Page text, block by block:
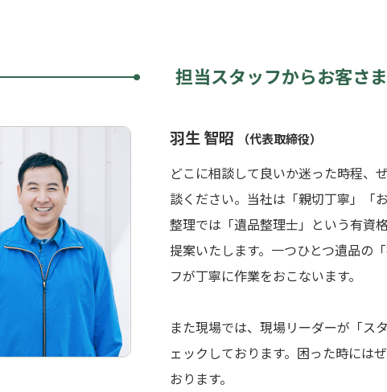
担当スタッフからお客さ
羽生 智昭 （代表取締役）
どこに相談して良いか迷った時程、
談ください。当社は「親切丁寧」「
整理では「遺品整理士」という有資
提案いたします。一つひとつ遺品の
フが丁寧に作業をおこないます。
また現場では、現場リーダーが「ス
ェックしております。困った時には
おります。